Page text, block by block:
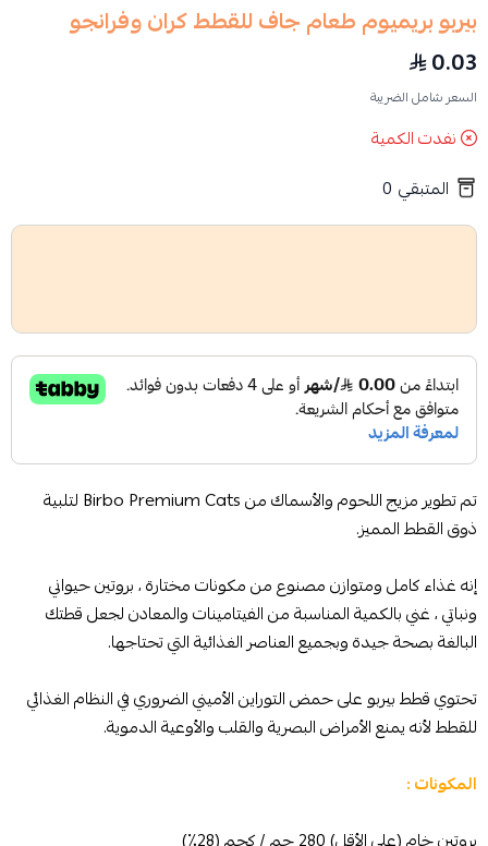
بيربو بريميوم طعام جاف للقطط كران وفرانجو
0.03
السعر شامل الضريبة
نفدت الكمية
المتبقي 0
تم تطوير مزيج اللحوم والأسماك من Birbo Premium Cats لتلبية
ذوق القطط المميز.
إنه غذاء كامل ومتوازن مصنوع من مكونات مختارة ، بروتين حيواني
ونباتي ، غني بالكمية المناسبة من الفيتامينات والمعادن لجعل قطتك
البالغة بصحة جيدة وبجميع العناصر الغذائية التي تحتاجها.
تحتوي قطط بيربو على حمض التوراين الأميني الضروري في النظام الغذائي
للقطط لأنه يمنع الأمراض البصرية والقلب والأوعية الدموية.
المكونات :